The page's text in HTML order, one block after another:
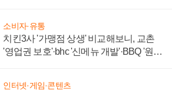
소비자·유통
치킨3사 '가맹점 상생' 비교해보니, 교촌
'영업권 보호'·bhc '신메뉴 개발'·BBQ '원가
인터넷·게임·콘텐츠